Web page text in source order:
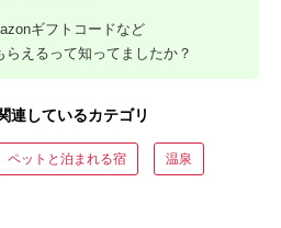
ギフトコードなど
えるって知ってましたか？
連しているカテゴリ
ペットと泊まれる宿 温泉